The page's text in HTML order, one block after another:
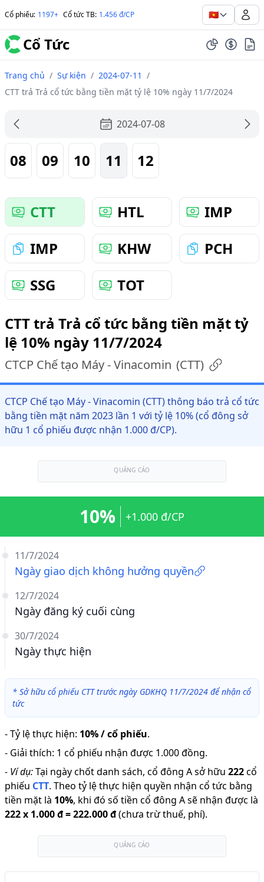
Cổ phiếu: 1197+ Cổ tức TB: 1.456 đ/CP 🇻🇳
Cổ Tức
Trang chủ / Sự kiện / 2024-07-11 /
CTT trả Trả cổ tức bằng tiền mặt tỷ lệ 10% ngày 11/7/2024
2024-07-08
08 09 10 11 12
CTT HTL
IMP
IMP
KHW
PCH
SSG
TOT
CTT trả Trả cổ tức bằng tiền mặt tỷ
lệ 10% ngày 11/7/2024
CTCP Chế tạo Máy - Vinacomin (CTT)
CTCP Chế tạo Máy - Vinacomin (CTT) thông báo trả cổ tức
bằng tiền mặt năm 2023 lần 1 với tỷ lệ 10% (cổ đông sở
hữu 1 cổ phiếu được nhận 1.000 đ/CP).
QUẢNG CÁO
11/7/2024
Ngày giao dịch không hưởng quyền
12/7/2024
Ngày đăng ký cuối cùng
30/7/2024
Ngày thực hiện
10% +1.000 đ/CP
* Sở hữu cổ phiếu CTT trước ngày GDKHQ 11/7/2024 để nhận cổ
tức
-Tỷ lệ thực hiện: 10% / cổ phiếu.
- Giải thích: 1 cổ phiếu nhận được 1.000 đồng.
- Ví dụ:Tại ngày chốt danh sách, cổ đông A sở hữu 222cổ
phiếu CTT. Theo tỷ lệ thực hiện quyền nhận cổ tức bằng
tiền mặt là 10%, khi đó số tiền cổ đông A sẽ nhận được là
222x 1.000 đ=222.000 đ(chưa trừ thuế, phí).
QUẢNG CÁO